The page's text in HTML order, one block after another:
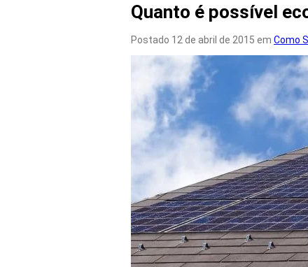
Quanto é possível
Postado 12 de abril de 2015 em Como